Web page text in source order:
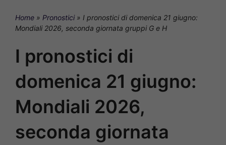
Home » Pronostici» I pronostici di domenica 21 giugno:
Mondiali 2026, seconda giornata gruppi G e H
I pronostici di
domenica 21 giugno:
Mondiali 2026,
seconda giornata